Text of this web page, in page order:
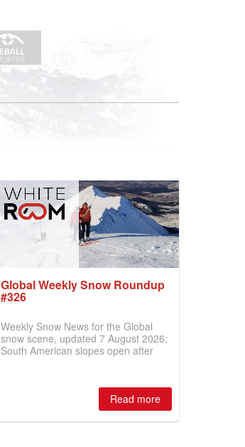
Global Weekly Snow Roundup
#326
Weekly Snow News for the Global
snow scene, updated 7 August 2026:
South American slopes open after
Australian areas open most terrain of
2026, northern hemisphere down to
two outdoor areas still open.
Read more